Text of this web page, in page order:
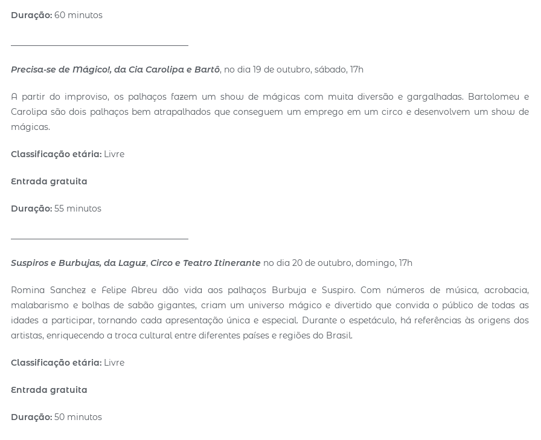
Duração:60 minutos
Precisa-se de Mágico!, da Cia Carolipa e Bartô, no dia 19 de outubro, sábado, 17h
A partir do improviso, os palhaços fazem um show de mágicas com muita diversão e gargalhadas. Bartolomeu e
Carolipa são dois palhaços bem atrapalhados que conseguem um emprego em um circo e desenvolvem um show de
mágicas.
Classificação etária: Livre
Entrada gratuita
Duração:55 minutos
Suspiros e Burbujas, da Laguz,Circo e Teatro Itinerante no dia 20 de outubro, domingo, 17h
Romina Sanchez e Felipe Abreu dão vida aos palhaços Burbuja e Suspiro. Com números de música, acrobacia,
malabarismo e bolhas de sabão gigantes, criam um universo mágico e divertido que convida o público de todas as
idades a participar, tornando cada apresentação única e especial. Durante o espetáculo, há referências às origens dos
artistas, enriquecendo a troca cultural entre diferentes países e regiões do Brasil.
Classificação etária: Livre
Entrada gratuita
Duração:50 minutos